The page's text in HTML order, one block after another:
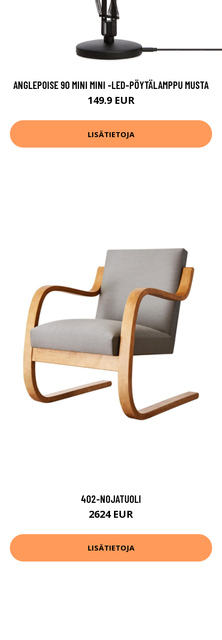
ANGLEPOISE 90 MINI MINI -LED-PÖYTÄLAMPPU MUSTA
149.9 EUR
LISÄTIETOJA
402-NOJATUOLI
2624 EUR
LISÄTIETOJA